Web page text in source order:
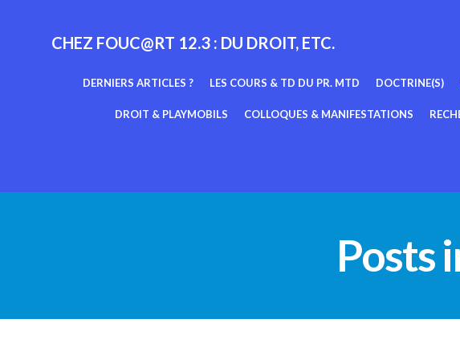
CHEZ FOUC@RT 12.3 : DU DROIT, ETC.
DERNIERS ARTICLES ? LES COURS & TD DU PR. MTD DOCTRINE(S)
DROIT & PLAYMOBILS COLLOQUES & MANIFESTATIONS
Posts